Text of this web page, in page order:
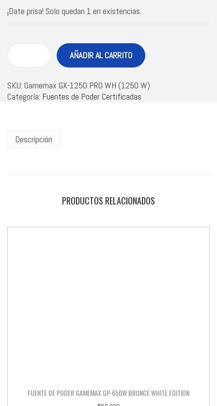
¡Date prisa! Solo quedan 1 en existencias.
AÑADIR AL CARRITO
SKU: Gamemax GX-1250 PRO WH (1250 W)
Categoría: Fuentes de Poder Certificadas
Descripción
PRODUCTOS RELACIONADOS
FUENTE DE PODER GAMEMAX GP-650W BRONCE WHITE EDITION